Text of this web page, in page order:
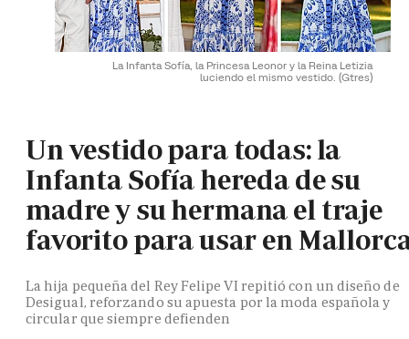
La Infanta Sofía, la Princesa Leonor y la Reina Letizia
luciendo el mismo vestido. (Gtres)
Un vestido para todas: la
Infanta Sofía hereda de su
madre y su hermana el traje
favorito para usar en
La hija pequeña del Rey Felipe VI repitió con un diseño de
Desigual, reforzando su apuesta por la moda española y
circular que siempre defienden